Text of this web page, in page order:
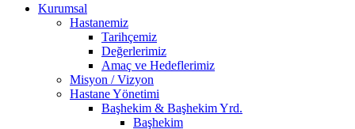
Kurumsal
Hastanemiz
Tarihçemiz
Değerlerimiz
Amaç ve Hedeflerimiz
Misyon / Vizyon
Hastane Yönetimi
Başhekim & Başhekim Yrd.
Başhekim